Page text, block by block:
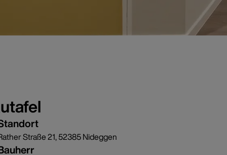
Straße 21, 52385 Nideggen